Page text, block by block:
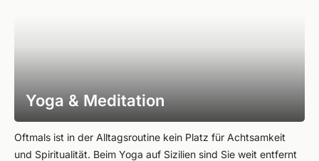
Yoga & Meditation
Oftmals ist in der Alltagsroutine kein Platz für Achtsamkeit
und Spiritualität. Beim Yoga auf Sizilien sind Sie weit entfernt